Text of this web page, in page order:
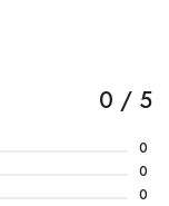
0 / 5
0
0
0